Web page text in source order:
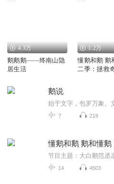
4.3万
鹅鹅鹅——终南山隐
居生活
1.2万
懂鹅和鹅 鹅
二季：拯救
鹅说
始于文字，包罗万象。
7 219
懂鹅和鹅 鹅和懂
14 4503